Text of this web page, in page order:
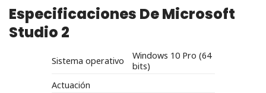
Especificaciones De Microsoft
Studio 2
Sistema operativo
Windows 10 Pro (64
bits)
Actuación